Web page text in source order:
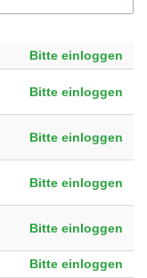
Bitte einloggen
Bitte einloggen
Bitte einloggen
Bitte einloggen
Bitte einloggen
Bitte einloggen